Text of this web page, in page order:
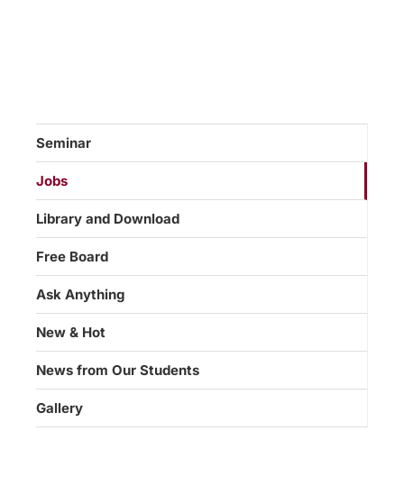
Seminar
Jobs
Library and Download
Free Board
Ask Anything
New & Hot
News from Our Students
Gallery